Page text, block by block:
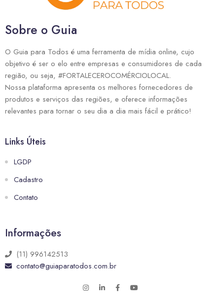
Sobre o Guia
O Guia para Todos é uma ferramenta de mídia online, cujo
objetivo é ser o elo entre empresas e consumidores de cada
região, ou seja, #FORTALECEROCOMÉRCIOLOCAL.
Nossa plataforma apresenta os melhores fornecedores de
produtos e serviços das regiões, e oferece informações
relevantes para tornar o seu dia a dia mais fácil e prático!
Links Úteis
LGDP
Cadastro
Contato
Informações
(11) 996142513
contato@guiaparatodos.com.br